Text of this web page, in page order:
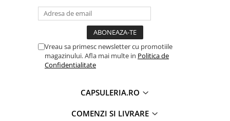
Vreau sa primesc newsletter cu promotiile
magazinului. Afla mai multe in Politica de
Confidentialitate
CAPSULERIA.RO
COMENZI SI LIVRARE